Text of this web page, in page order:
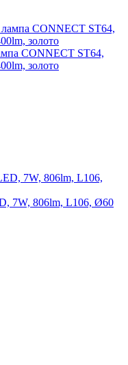
CONNECT ST64,
золото
7W, 806lm, L106, Ø60